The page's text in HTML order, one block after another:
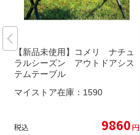
【新品未使用】コメリ ナチュ
ラルシーズン アウトドアシス
テムテーブル
マイストア在庫： 1590
税込 9860円